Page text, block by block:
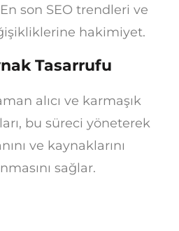
En son SEO trendleri ve
hakimiyet.
Tasarrufu
alıcı ve karmaşık
bu süreci yöneterek
ve kaynaklarını
sağlar.